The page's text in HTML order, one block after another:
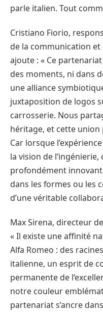
parle italien. Tout
Cristiano Fiorio,
de la communication
ajoute : « Ce
des moments, ni dans
une alliance
juxtaposition de logos
carrosserie. Nous
héritage, et cette
Car lorsque
la vision de
profondément
dans les formes ou les
d’une véritable
Max Sirena, directeur
« Il existe une affinité
Alfa Romeo : des
italienne, un esprit de
permanente de
notre couleur
partenariat s’ancre